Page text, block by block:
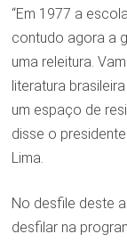
“Em 1977 a
contudo agora a
uma releitura.
literatura
um espaço de
disse o
Lima.
No desfile deste
desfilar na